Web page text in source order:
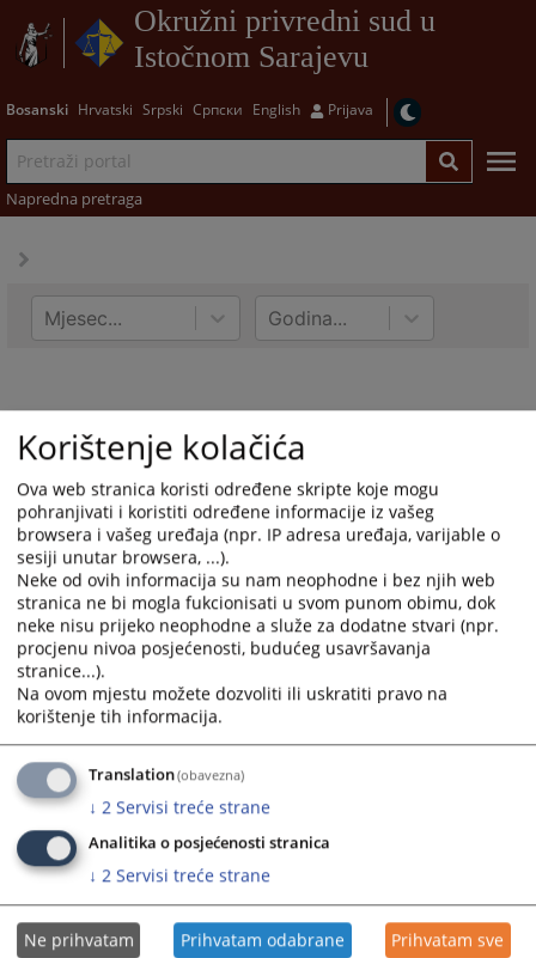
Okružni privredni sud u
Istočnom Sarajevu
Bosanski Hrvatski Srpski Српски English Prijava
Napredna pretraga
Mjesec... Godina...
Trenutno nema vijesti
Korištenje kolačića
Ova web stranica koristi određene skripte koje mogu
pohranjivati i koristiti određene informacije iz vašeg
browsera i vašeg uređaja (npr. IP adresa uređaja, varijable o
sesiji unutar browsera, ...).
Neke od ovih informacija su nam neophodne i bez njih web
stranica ne bi mogla fukcionisati u svom punom obimu, dok
neke nisu prijeko neophodne a služe za dodatne stvari (npr.
procjenu nivoa posjećenosti, budućeg usavršavanja
stranice...).
Na ovom mjestu možete dozvoliti ili uskratiti pravo na
korištenje tih informacija.
Translation(obavezna)
↓ 2 Servisi treće strane
Analitika o posjećenosti stranica
↓ 2 Servisi treće strane
Ne prihvatam Prihvatam odabrane Prihvatam sve